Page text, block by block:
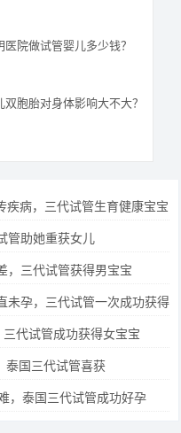
医院做试管婴儿多少钱？
双胞胎对身体影响大不大？
疾病，三代试管生育健康宝宝
管助她重获女儿
，三代试管获得男宝宝
未孕，三代试管一次成功获得
代试管成功获得女宝宝
泰国三代试管喜获
，泰国三代试管成功好孕